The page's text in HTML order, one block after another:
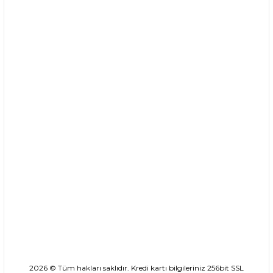
2026 © Tüm hakları saklıdır. Kredi kartı bilgileriniz 256bit SSL